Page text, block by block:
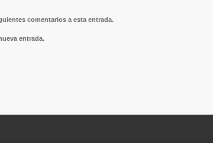
comentarios a esta entrada.
entrada.